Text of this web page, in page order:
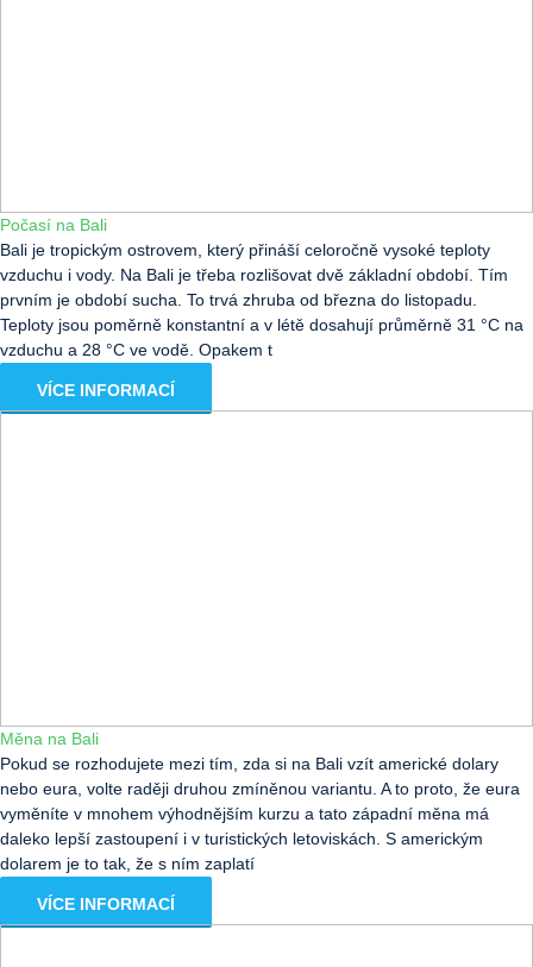
Počasí na Bali
Bali je tropickým ostrovem, který přináší celoročně vysoké teploty
vzduchu i vody. Na Bali je třeba rozlišovat dvě základní období. Tím
prvním je období sucha. To trvá zhruba od března do listopadu.
Teploty jsou poměrně konstantní a v létě dosahují průměrně 31 °C na
vzduchu a 28 °C ve vodě. Opakem t
VÍCE INFORMACÍ
Měna na Bali
Pokud se rozhodujete mezi tím, zda si na Bali vzít americké dolary
nebo eura, volte raději druhou zmíněnou variantu. A to proto, že eura
vyměníte v mnohem výhodnějším kurzu a tato západní měna má
daleko lepší zastoupení i v turistických letoviskách. S americkým
dolarem je to tak, že s ním zaplatí
VÍCE INFORMACÍ